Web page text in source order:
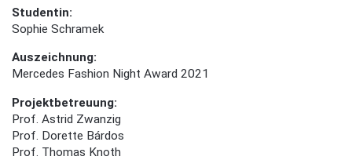
Studentin:
Sophie Schramek
Auszeichnung:
Mercedes Fashion Night Award 2021
Projektbetreuung:
Prof. Astrid Zwanzig
Prof. Dorette Bárdos
Prof. Thomas Knoth